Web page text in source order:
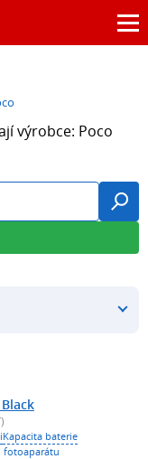
výrobce: Poco
Kapacita baterie
fotoaparátu